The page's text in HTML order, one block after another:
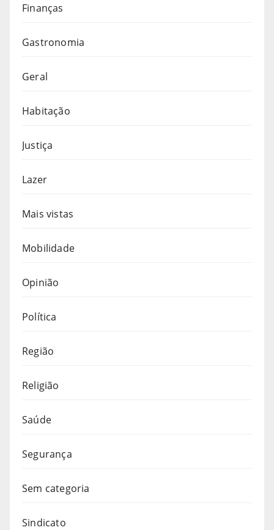
Finanças
Gastronomia
Geral
Habitação
Justiça
Lazer
Mais vistas
Mobilidade
Opinião
Política
Região
Religião
Saúde
Segurança
Sem categoria
Sindicato